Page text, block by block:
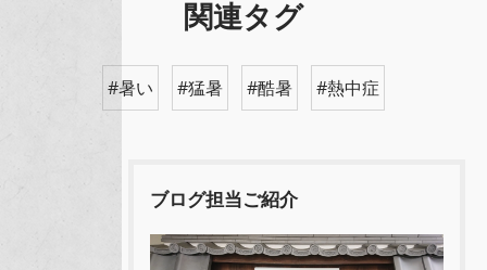
関連タグ
#暑い #猛暑 #酷暑 #熱中症
ブログ担当ご紹介